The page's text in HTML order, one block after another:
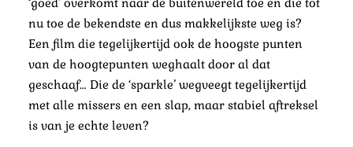
nu toe de bekendste en dus makkelijkste weg is?
Een film die tegelijkertijd ook de hoogste punten
van de hoogtepunten weghaalt door al dat
geschaaf… Die de ‘sparkle’ wegveegt tegelijkertijd
met alle missers en een slap, maar stabiel aftreksel
is van je echte leven?